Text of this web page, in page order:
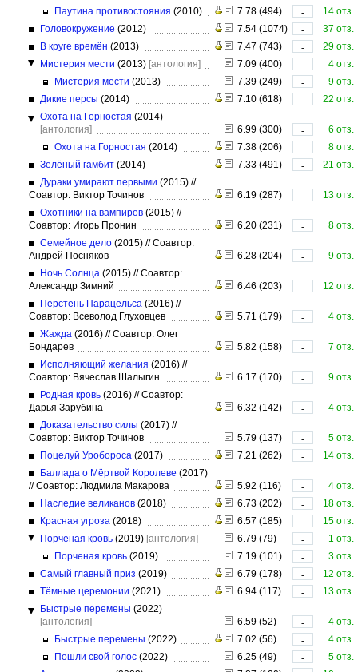
Паутина противостояния (2010) 7.78 (494) -
14 отз.
Головокружение (2012) 7.54 (1074) -
37 отз.
В круге времён (2013) 7.47 (743) -
29 отз.
Мистерия мести (2013) [антология] 7.09 (400) -
4 отз.
Мистерия мести (2013) 7.39 (249) -
9 отз.
Дикие персы (2014) 7.10 (618) -
22 отз.
Охота на Горностая (2014)
[антология]
6.99 (300) -
6 отз.
Охота на Горностая (2014) 7.38 (206) -
8 отз.
Зелёный гамбит (2014) 7.33 (491) -
21 отз.
Дураки умирают первыми (2015) //
Соавтор: Виктор Точинов
6.19 (287) -
13 отз.
Охотники на вампиров (2015) //
Соавтор: Игорь Пронин
6.20 (231) -
8 отз.
Семейное дело (2015) //Соавтор:
Андрей Посняков
6.28 (204) -
9 отз.
Ночь Солнца (2015) //Соавтор:
Александр Зимний
6.46 (203) -
12 отз.
Перстень Парацельса (2016) //
Соавтор: Всеволод Глуховцев
5.71 (179) -
4 отз.
Жажда (2016) //Соавтор: Олег
Бондарев
5.82 (158) -
7 отз.
Исполняющий желания (2016) //
Соавтор: Вячеслав Шалыгин
6.17 (170) -
9 отз.
Родная кровь (2016) //Соавтор:
Дарья Зарубина
6.32 (142) -
4 отз.
Доказательство силы (2017) //
Соавтор: Виктор Точинов
5.79 (137) -
5 отз.
Поцелуй Уробороса (2017) 7.21 (262) -
14 отз.
Баллада о Мёртвой Королеве (2017)
//Соавтор: Людмила Макарова 5.92 (116) -
4 отз.
Наследие великанов (2018) 6.73 (202) -
18 отз.
Красная угроза (2018) 6.57 (185) -
15 отз.
Порченая кровь (2019) [антология] 6.79 (79) -
1 отз.
Порченая кровь (2019) 7.19 (101) -
3 отз.
Самый главный приз (2019) 6.79 (178) -
12 отз.
Тёмные церемонии (2021) 6.94 (117) -
13 отз.
Быстрые перемены (2022)
[антология]
6.59 (52) -
4 отз.
Быстрые перемены (2022) 7.02 (56) -
4 отз.
Пошли свой голос (2022) 6.25 (49) -
5 отз.